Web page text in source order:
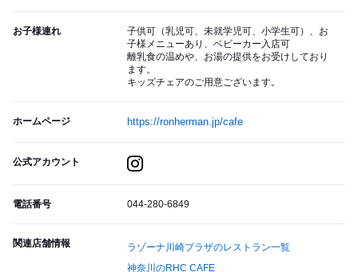
お子様連れ
子供可（乳児可、未就学児可、小学生可）、お
子様メニューあり、ベビーカー入店可
離乳食の温めや、お湯の提供をお受けしており
ます。
キッズチェアのご用意ございます。
ホームページ https://ronherman.jp/cafe
公式アカウント
電話番号 044-280-6849
関連店舗情報
ラゾーナ川崎プラザのレストラン一覧
神奈川のRHC CAFE